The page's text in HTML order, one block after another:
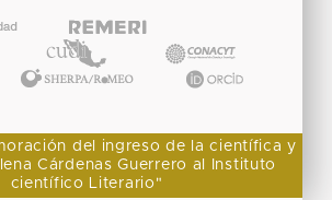
del ingreso de la científica y
Cárdenas Guerrero al Instituto
científico Literario"